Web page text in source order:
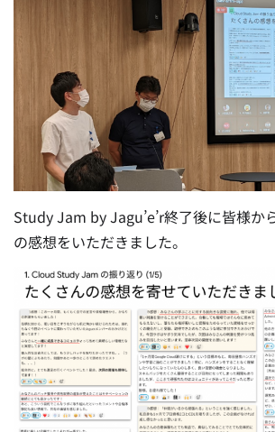
Study Jam by Jagu’e’r終了後に皆様か
の感想をいただきました。